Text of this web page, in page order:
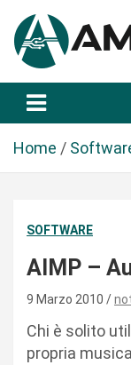
a
Home
SOFTWARE
AIMP –
9 Marzo 2010
Chi è solito
propria